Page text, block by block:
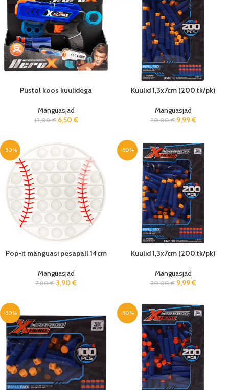
Püstol koos kuulidega
Mänguasjad
13,00€ 6,50 €
Kuulid 1,3x7cm (200 tk/pk)
Mänguasjad
20,00€ 9,99€
-50%
Pop-it mänguasi pesapall 14cm
Mänguasjad
7,80€ 3,90 €
-50%
Kuulid 1,3x7cm (200 tk/pk)
Mänguasjad
20,00€ 9,99€
-50% -50%